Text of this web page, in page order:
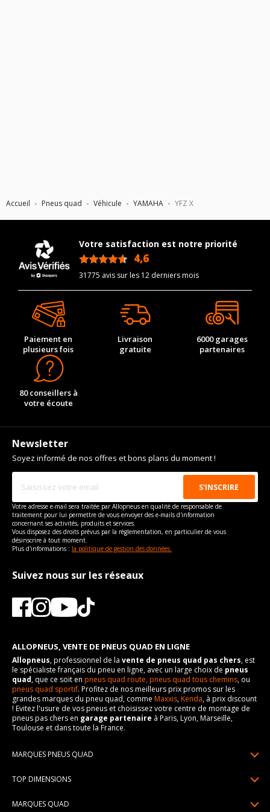
Accueil Pneus quad Véhicule YAMAHA YFZ X
Votre satisfaction est notre priorité
4,6
31775 avis sur les 12 derniers mois
Paiement en
plusieurs fois
Livraison
gratuite
6000 garages
partenaires
80 conseillers à
votre écoute
Newsletter
Soyez informé de nos offres et bons plans du moment !
Votre adresse e-mail sera traitée par Allopneus en qualité de responsable de
traitement pour lui permettre de vous envoyer des e-mails d'information
concernant ses activités, produits et services.
Vous disposez des droits prévus par la règlementation, en particulier de vous
désinscrire à tout moment.
Plus d'informations : la politique de gestion des données.
Suivez nous sur les réseaux
ALLOPNEUS, VENTE DE PNEUS QUAD EN LIGNE
Allopneus, professionnel de la vente de pneus quad pas chers, est
le spécialiste français du pneu en ligne, avec un large choix de pneus
quad, que ce soit en pneus quad route,pneus quad tous chemins, ou
pneus quad sportif. Profitez de nos meilleurs prix promos sur les
grandes marques du pneu quad, comme Maxxis,Kenda, à prix discount
! Evitez l'usure de vos pneus et choisissez votre centre de montage de
pneus pas chers en garage partenaire à Paris, Lyon, Marseille,
Toulouse et dans toute la France.
MARQUES PNEUS QUAD
Pneus BKT
TOP DIMENSIONS
MARQUES QUAD